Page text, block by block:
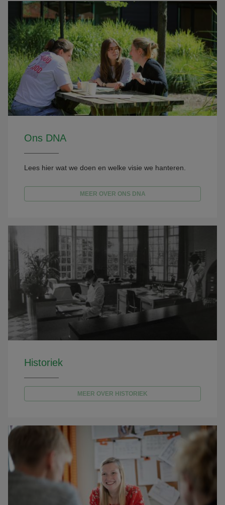
Ons DNA
Lees hier wat we doen en welke visie we hanteren.
MEER OVER ONS DNA
Historiek
MEER OVER HISTORIEK